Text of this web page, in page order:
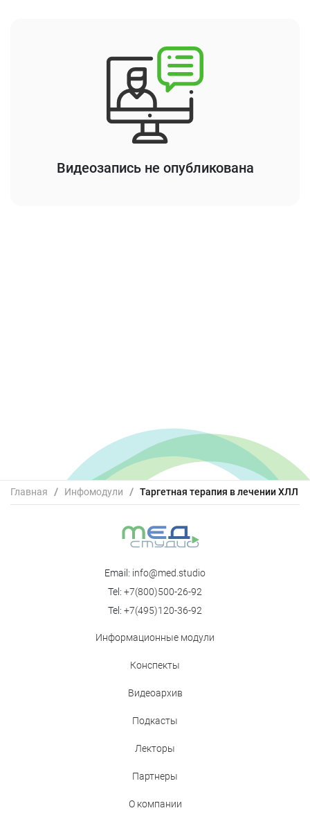
Видеозапись не опубликована
Главная / Инфомодули / Таргетная терапия в лечении ХЛЛ
Email: info@med.studio
Tel: +7(800)500-26-92
Tel: +7(495)120-36-92
Информационные модули
Конспекты
Видеоархив
Подкасты
Лекторы
Партнеры
О компании